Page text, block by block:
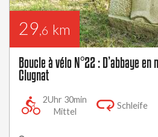
29,6 km
Boucle à vélo N°22 : D’abbaye
Clugnat
2Uhr 30min
Mittel
Schleife